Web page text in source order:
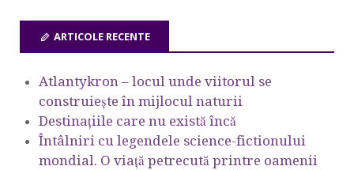
ARTICOLE RECENTE
Atlantykron – locul unde viitorul se
construiește în mijlocul naturii
Destinațiile care nu există încă
Întâlniri cu legendele science-fictionului
mondial. O viață petrecută printre oamenii